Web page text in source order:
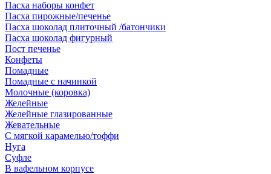
Пасха наборы конфет
Пасха пирожные/печенье
Пасха шоколад плиточный /батончики
Пасха шоколад фигурный
Пост печенье
Конфеты
Помадные
Помадные с начинкой
Молочные (коровка)
Желейные
Желейные глазированные
Жевательные
С мягкой карамелью/тоффи
Нуга
Суфле
В вафельном корпусе